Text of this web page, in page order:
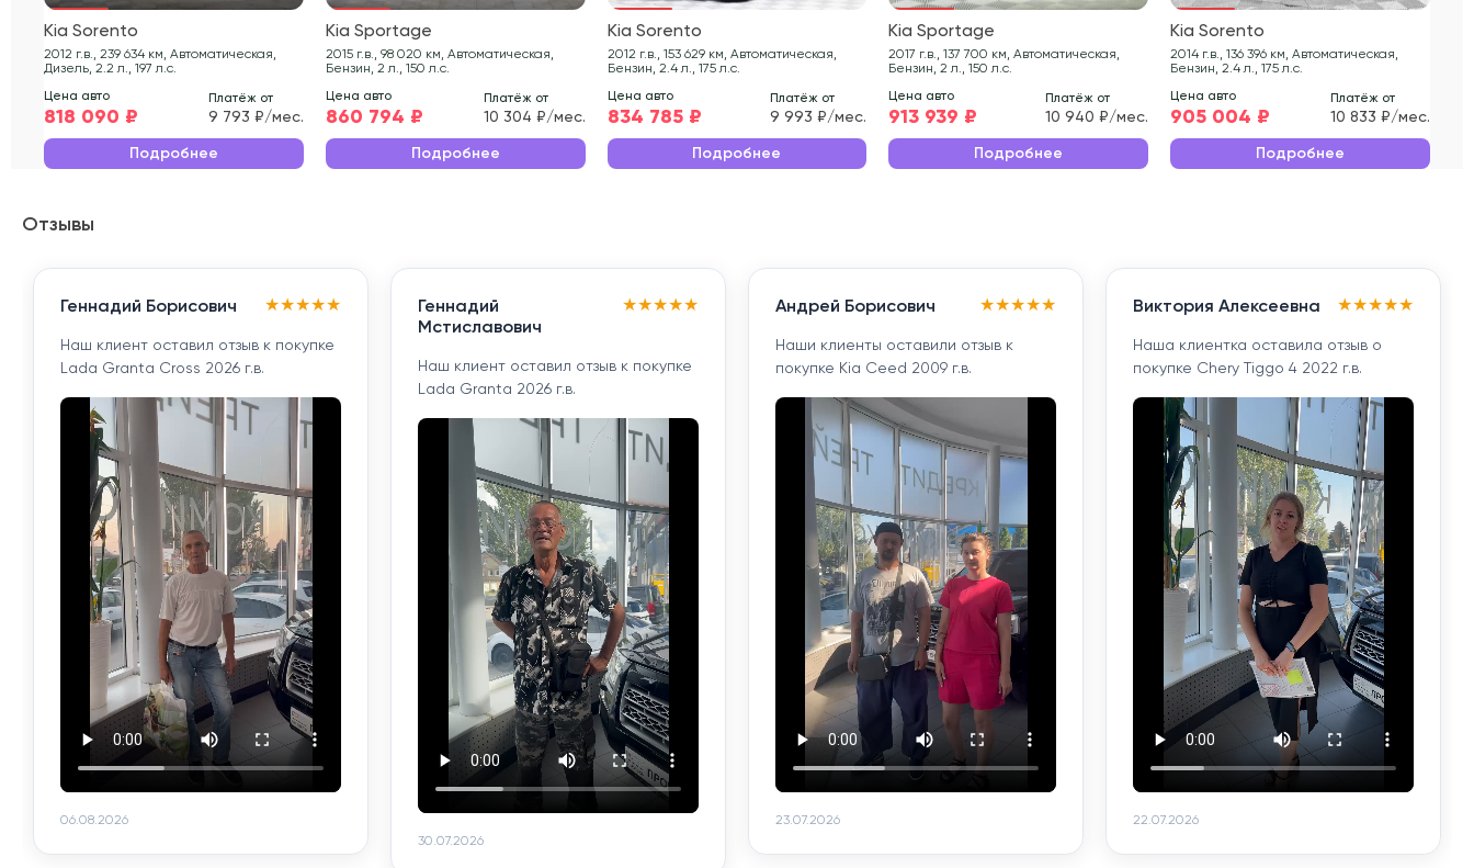
Kia Sorento
2012 г.в., 239 634 км, Автоматическая,
Дизель, 2.2 л., 197 л.с.
Цена авто
818 090 ₽
Платёж от
9 793 ₽/мес.
Подробнее
Kia Sportage
2015 г.в., 98 020 км, Автоматическая,
Бензин, 2 л., 150 л.с.
Цена авто
860 794 ₽
Платёж от
10 304 ₽/мес.
Подробнее
Kia Sorento
2012 г.в., 153 629 км, Автоматическая,
Бензин, 2.4 л., 175 л.с.
Цена авто
834 785 ₽
Платёж от
9 993 ₽/мес.
Подробнее
Kia Sportage
2017 г.в., 137 700 км, Автоматическая,
Бензин, 2 л., 150 л.с.
Цена авто
913 939 ₽
Платёж от
10 940 ₽/мес.
Подробнее
Kia Sorento
2014 г.в., 136 396 км, Автоматическая,
Бензин, 2.4 л., 175 л.с.
Цена авто
905 004 ₽
Платёж от
10 833 ₽/мес.
Подробнее
Отзывы
Геннадий Борисович ★★★★★
Наш клиент оставил отзыв к покупке
Lada Granta Cross 2026 г.в.
06.08.2026
Геннадий
Мстиславович
★★★★★
Наш клиент оставил отзыв к покупке
Lada Granta 2026 г.в.
30.07.2026
Андрей Борисович ★★★★★
Наши клиенты оставили отзыв к
покупке Kia Ceed 2009 г.в.
23.07.2026
Виктория Алексеевна ★★★★★
Наша клиентка оставила отзыв о
покупке Chery Tiggo 4 2022 г.в.
22.07.2026